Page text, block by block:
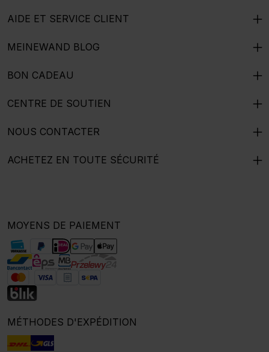
AIDE ET SERVICE CLIENT
MEINEWAND BLOG
BON CADEAU
CENTRE DE SOUTIEN
NOUS CONTACTER
ACHETEZ EN TOUTE SÉCURITÉ
MOYENS DE PAIEMENT
MÉTHODES D'EXPÉDITION